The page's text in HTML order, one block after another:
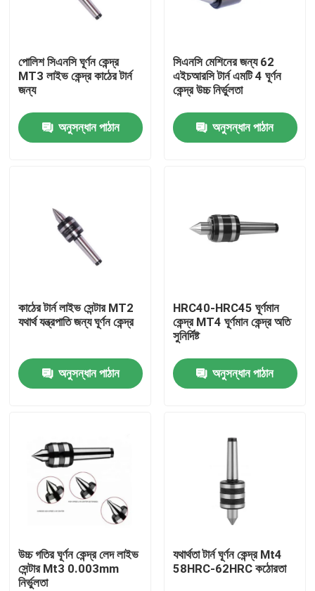
আমাদের সম্পর্কে
কারখানা ভ্রমণ
যোগাযোগ করুন
উদ্ধৃতির জন্য আবেদন
এসকে টুল হোল্ডার
পোলিশ সিএনসি ঘূর্ণন কেন্দ্র
MT3 লাইভ কেন্দ্র কাঠের টার্ন
জন্য
অনুসন্ধান পাঠান
সিএনসি মেশিনের জন্য 62
এইচআরসি টার্ন এমটি 4 ঘূর্ণন
কেন্দ্র উচ্চ নির্ভুলতা
অনুসন্ধান পাঠান
কাঠের টার্ন লাইভ সেন্টার MT2
যথার্থ যন্ত্রপাতি জন্য ঘূর্ণন কেন্দ্র
অনুসন্ধান পাঠান
HRC40-HRC45 ঘূর্ণমান
কেন্দ্র MT4 ঘূর্ণমান কেন্দ্র অতি
সুনির্দিষ্ট
অনুসন্ধান পাঠান
উচ্চ গতির ঘূর্ণন কেন্দ্র লেদ লাইভ
সেন্টার Mt3 0.003mm
নির্ভুলতা
যথার্থতা টার্ন ঘূর্ণন কেন্দ্র Mt4
58HRC-62HRC কঠোরতা